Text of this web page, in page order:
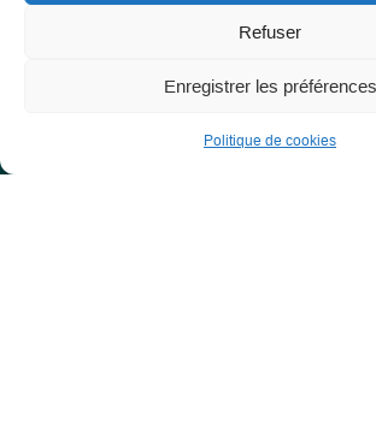
Refuser
Enregistrer les préférences
Politique de cookies